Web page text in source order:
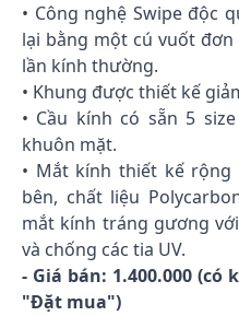
• Công nghệ Swipe độc
lại bằng một cú vuốt
lần kính thường.
• Khung được thiết kế
• Cầu kính có sẵn 5
khuôn mặt.
• Mắt kính thiết kế
bên, chất liệu
mắt kính tráng gương
và chống các tia UV.
- Giá bán: 1.400.000
"Đặt mua")